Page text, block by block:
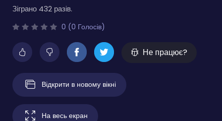
Зіграно 432 разів.
0 (0 Голосів)
Не працює?
Відкрити в новому вікні
На весь екран